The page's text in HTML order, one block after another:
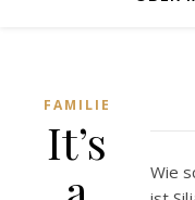
FAMILIE
It’s
Wie